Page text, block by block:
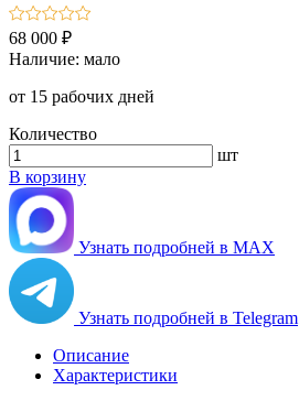
68 000 ₽
Наличие: мало
от 15 рабочих дней
Количество
шт
В корзину
Узнать подробней в MAX
Узнать подробней в Telegram
Описание
Характеристики